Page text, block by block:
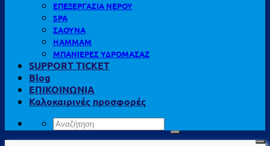
ΕΠΕΞΕΡΓΑΣΙΑ ΝΕΡΟΥ
SPA
ΣΑΟΥΝΑ
HAMMAM
ΜΠΑΝΙΕΡΕΣ ΥΔΡΟΜΑΣΑΖ
SUPPORT TICKET
Blog
ΕΠΙΚΟΙΝΩΝΙΑ
Καλοκαιρινές προσφορές
Αναζήτηση
για: